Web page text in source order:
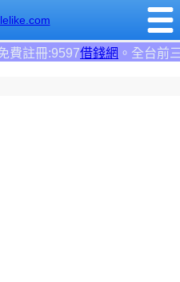
網。全台前三大借錢網站！